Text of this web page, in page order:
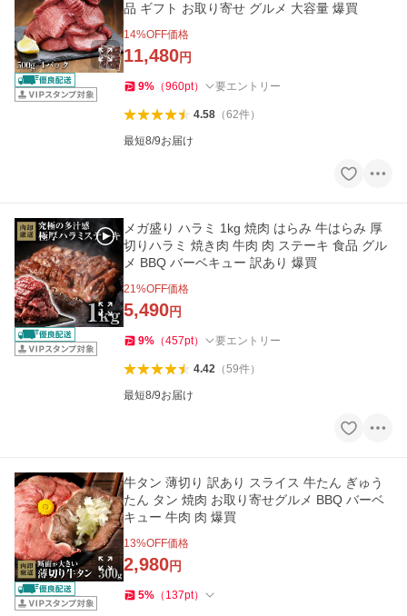
品 ギフト お取り寄せ グルメ 大容量 爆買
14%OFF価格
11,480円
9% （960pt） 要エントリー
4.58（62件）
最短8/9お届け
メガ盛り ハラミ 1kg 焼肉 はらみ 牛はらみ 厚
切りハラミ 焼き肉 牛肉 肉 ステーキ 食品 グル
メ BBQ バーベキュー 訳あり 爆買
21%OFF価格
5,490円
9% （457pt） 要エントリー
4.42（59件）
最短8/9お届け
牛タン 薄切り 訳あり スライス 牛たん ぎゅう
たん タン 焼肉 お取り寄せグルメ BBQ バーベ
キュー 牛肉 肉 爆買
13%OFF価格
2,980円
5% （ 137pt）